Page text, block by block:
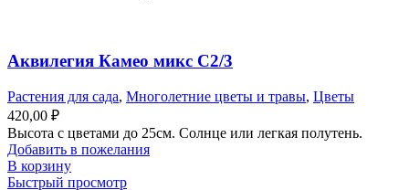
Аквилегия Камео микс С2/3
Растения для сада, Многолетние цветы и травы, Цветы
420,00 ₽
Высота с цветами до 25см. Солнце или легкая полутень.
Добавить в пожелания
В корзину
Быстрый просмотр